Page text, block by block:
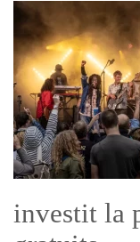
investit la